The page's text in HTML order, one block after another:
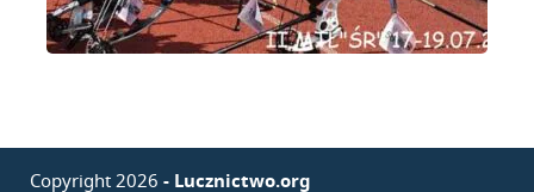
Copyright 2026 - Lucznictwo.org